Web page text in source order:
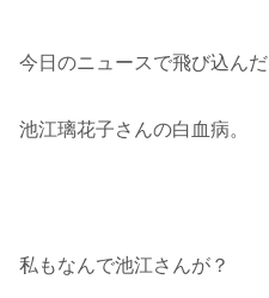
今日のニュースで飛び込んだ
池江璃花子さんの白血病。
私もなんで池江さんが？